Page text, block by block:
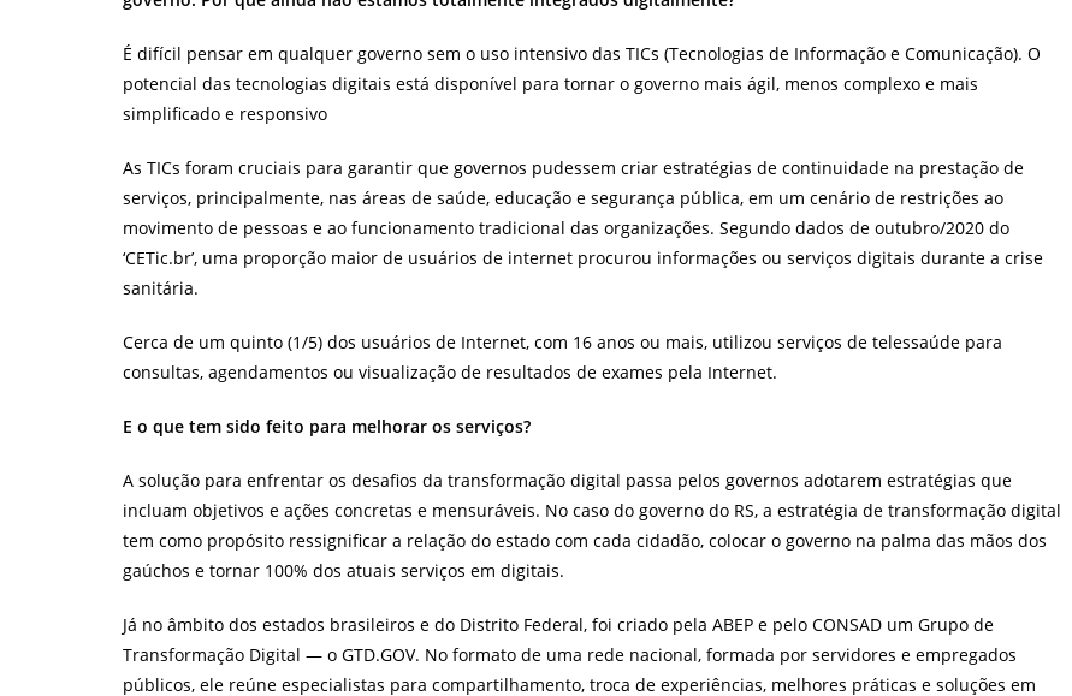
É difícil pensar em qualquer governo sem o uso intensivo das TICs (Tecnologias de Informação e Comunicação). O
potencial das tecnologias digitais está disponível para tornar o governo mais ágil, menos complexo e mais
simplificado e responsivo
As TICs foram cruciais para garantir que governos pudessem criar estratégias de continuidade na prestação de
serviços, principalmente, nas áreas de saúde, educação e segurança pública, em um cenário de restrições ao
movimento de pessoas e ao funcionamento tradicional das organizações. Segundo dados de outubro/2020 do
‘CETic.br’, uma proporção maior de usuários de internet procurou informações ou serviços digitais durante a crise
sanitária.
Cerca de um quinto (1/5) dos usuários de Internet, com 16 anos ou mais, utilizou serviços de telessaúde para
consultas, agendamentos ou visualização de resultados de exames pela Internet.
E o que tem sido feito para melhorar os serviços?
A solução para enfrentar os desafios da transformação digital passa pelos governos adotarem estratégias que
incluam objetivos e ações concretas e mensuráveis. No caso do governo do RS, a estratégia de transformação digital
tem como propósito ressignificar a relação do estado com cada cidadão, colocar o governo na palma das mãos dos
gaúchos e tornar 100% dos atuais serviços em digitais.
Já no âmbito dos estados brasileiros e do Distrito Federal, foi criado pela ABEP e pelo CONSAD um Grupo de
Transformação Digital — o GTD.GOV. No formato de uma rede nacional, formada por servidores e empregados
públicos, ele reúne especialistas para compartilhamento, troca de experiências, melhores práticas e soluções em